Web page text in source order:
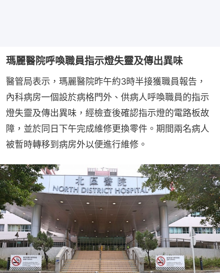
瑪麗醫院呼喚職員指示燈失靈及傳出異味
醫管局表示，瑪麗醫院昨午約3時半接獲職員報告，
內科病房一個設於病格門外、供病人呼喚職員的指示
燈失靈及傳出異味，經檢查後確認指示燈的電路板故
障，並於同日下午完成維修更換零件。期間兩名病人
被暫時轉移到病房外以便進行維修。